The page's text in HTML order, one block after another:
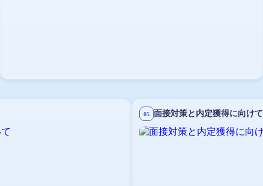
05 面接対策と内定獲得に向けて